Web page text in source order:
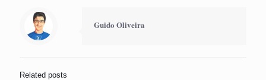
Guido Oliveira
Related posts